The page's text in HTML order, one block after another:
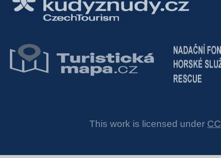
This work is licensed under